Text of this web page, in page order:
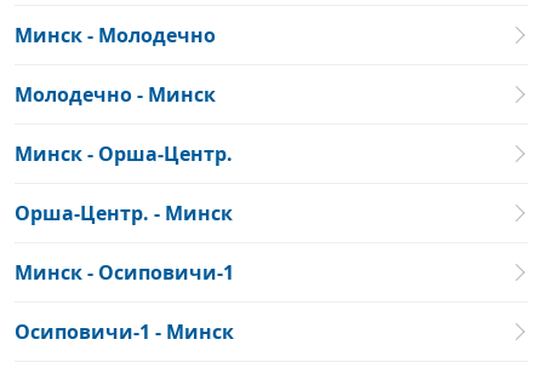
Минск - Молодечно
Молодечно - Минск
Минск - Орша-Центр.
Орша-Центр. - Минск
Минск - Осиповичи-1
Осиповичи-1 - Минск